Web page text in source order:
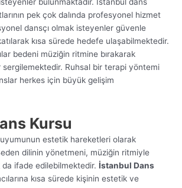
pek çok dalında profesyonel hizmet
dansçı olmak isteyenler güvenle
kısa sürede hedefe ulaşabilmektedir.
bedeni müziğin ritmine bırakarak
Ruhsal bir terapi yöntemi
herkes için büyük gelişim
Kursu
estetik hareketleri olarak
dilinin yönetmeni, müziğin ritmiyle
ifade edilebilmektedir. İstanbul Dans
kısa sürede kişinin estetik ve